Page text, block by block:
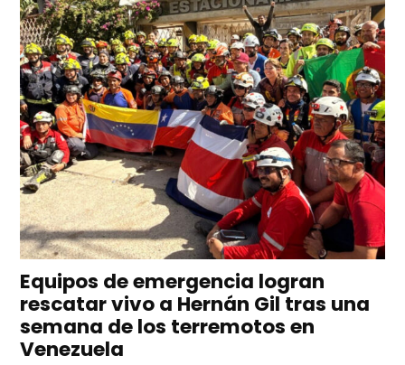
Equipos de emergencia logran
rescatar vivo a Hernán Gil tras una
semana de los terremotos en
Venezuela